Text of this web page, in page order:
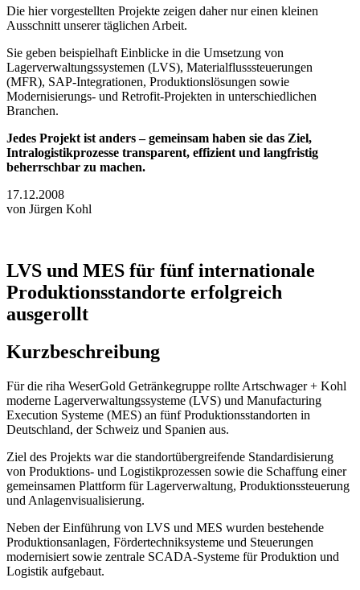
Die hier vorgestellten Projekte zeigen daher nur einen kleinen
Ausschnitt unserer täglichen Arbeit.
Sie geben beispielhaft Einblicke in die Umsetzung von
Lagerverwaltungssystemen (LVS), Materialflusssteuerungen
(MFR), SAP-Integrationen, Produktionslösungen sowie
Modernisierungs- und Retrofit-Projekten in unterschiedlichen
Branchen.
Jedes Projekt ist anders – gemeinsam haben sie das Ziel,
Intralogistikprozesse transparent, effizient und langfristig
beherrschbar zu machen.
17.12.2008
von Jürgen Kohl
LVS und MES für fünf internationale
Produktionsstandorte erfolgreich
ausgerollt
Kurzbeschreibung
Für die riha WeserGold Getränkegruppe rollte Artschwager + Kohl
moderne Lagerverwaltungssysteme (LVS) und Manufacturing
Execution Systeme (MES) an fünf Produktionsstandorten in
Deutschland, der Schweiz und Spanien aus.
Ziel des Projekts war die standortübergreifende Standardisierung
von Produktions- und Logistikprozessen sowie die Schaffung einer
gemeinsamen Plattform für Lagerverwaltung, Produktionssteuerung
und Anlagenvisualisierung.
Neben der Einführung von LVS und MES wurden bestehende
Produktionsanlagen, Fördertechniksysteme und Steuerungen
modernisiert sowie zentrale SCADA-Systeme für Produktion und
Logistik aufgebaut.